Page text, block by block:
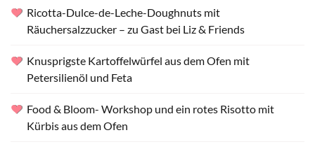
Ricotta-Dulce-de-Leche-Doughnuts mit
Räuchersalzzucker – zu Gast bei Liz & Friends
Knusprigste Kartoffelwürfel aus dem Ofen mit
Petersilienöl und Feta
Food & Bloom- Workshop und ein rotes Risotto mit
Kürbis aus dem Ofen